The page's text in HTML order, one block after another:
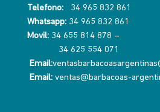
Telefono:
34 965 832 861
Whatsapp:34 965 832 861
Movil: 34 655 814 878 –
34 625 554 071
Email:
Email: ventas@barbacoas-